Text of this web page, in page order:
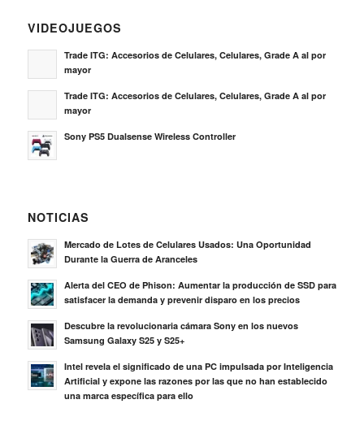
VIDEOJUEGOS
Trade ITG: Accesorios de Celulares, Celulares, Grade A al por
mayor
Trade ITG: Accesorios de Celulares, Celulares, Grade A al por
mayor
Sony PS5 Dualsense Wireless Controller
NOTICIAS
Mercado de Lotes de Celulares Usados: Una Oportunidad
Durante la Guerra de Aranceles
Alerta del CEO de Phison: Aumentar la producción de SSD para
satisfacer la demanda y prevenir disparo en los precios
Descubre la revolucionaria cámara Sony en los nuevos
Samsung Galaxy S25 y S25+
Intel revela el significado de una PC impulsada por Inteligencia
Artificial y expone las razones por las que no han establecido
una marca específica para ello